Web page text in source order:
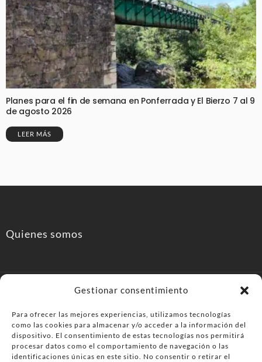
Gestionar consentimiento
Para ofrecer las mejores experiencias, utilizamos tecnologías
como las cookies para almacenar y/o acceder a la información del
dispositivo. El consentimiento de estas tecnologías nos permitirá
procesar datos como el comportamiento de navegación o las
identificaciones únicas en este sitio. No consentir o retirar el
Planes para el fin de semana en Ponferrada y El Bierzo 7 al 9
de agosto 2026
LEER MÁS
Quienes somos
PonferradaHoy.com
Agenda de eventos y planes en el Bierzo. información,